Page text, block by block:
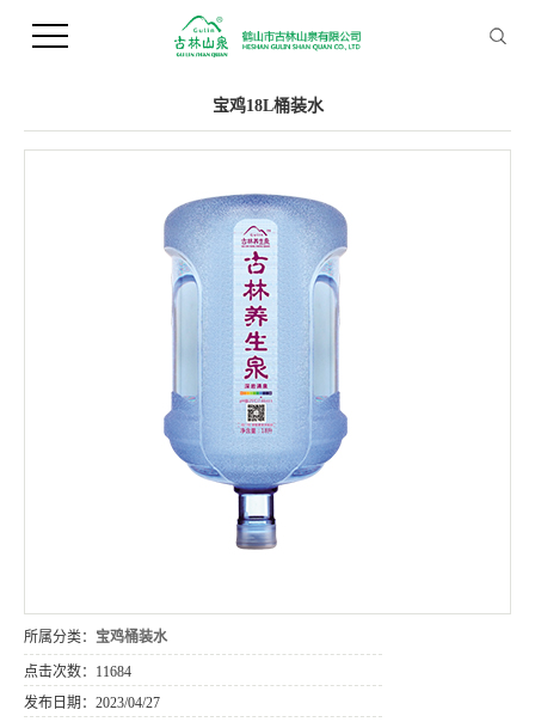
您当前的位置 ： 首 页>>产品中心>>桶装水
宝鸡18L桶装水
所属分类： 宝鸡桶装水
点击次数： 11684
发布日期： 2023/04/27